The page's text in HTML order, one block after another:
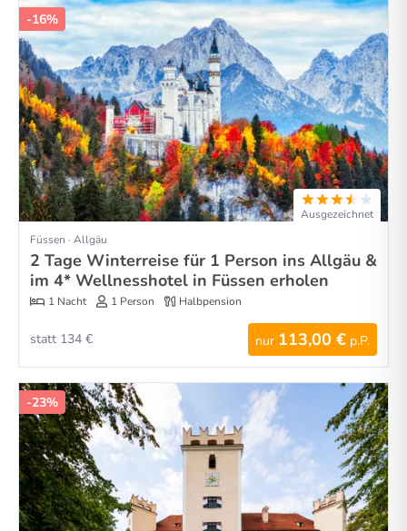
-16%
Ausgezeichnet
Füssen · Allgäu
2 Tage Winterreise für 1 Person ins Allgäu &
im 4* Wellnesshotel in Füssen erholen
1 Nacht 1 Person Halbpension
nur 113,00 € p.P.
statt 134 €
-23%